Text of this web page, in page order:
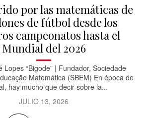
por las matemáticas de
de fútbol desde los
campeonatos hasta el
Mundial del 2026
Lopes “Bigode” | Fundador, Sociedade
Matemática (SBEM) En época de
hay mucho que decir sobre la...
JULIO 13, 2026